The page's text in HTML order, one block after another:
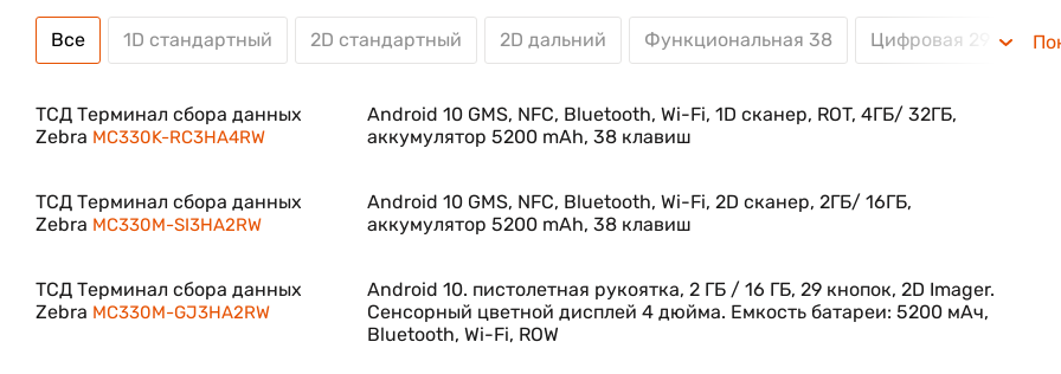
Zebra MC3300 выдерживает падение с высоты порядка 1.7 метра и около 1000 падений с метровой
может работать при температурах от -18 °С до +45 °С и имеет рейтинг защиты IP54 (защита от пыли и
воды).
В заключении можно сказать, что MC3300 оказался весьма удачным представителем довольно
платформы MC3x00. Он поддерживает весь функционал Android, выполнен в удачном форм-факторе и
MC3300 существенно повысил эргономичность по сравнению с предшественником. Обновлённое
Все 1D стандартный 2D стандартный 2D дальний Функциональная 38 Цифровая 29
ТСД Терминал сбора данных
Zebra MC330K-RC3HA4RW
Android 10 GMS, NFC, Bluetooth, Wi-Fi, 1D сканер, ROT, 4ГБ/ 32ГБ,
аккумулятор 5200 mAh, 38 клавиш
ТСД Терминал сбора данных
Zebra MC330M-SI3HA2RW
Android 10 GMS, NFC, Bluetooth, Wi-Fi, 2D сканер, 2ГБ/ 16ГБ,
аккумулятор 5200 mAh, 38 клавиш
ТСД Терминал сбора данных
Zebra MC330M-GJ3HA2RW
Android 10. пистолетная рукоятка, 2 ГБ / 16 ГБ, 29 кнопок, 2D Imager.
Сенсорный цветной дисплей 4 дюйма. Емкость батареи: 5200 мАч,
Bluetooth, Wi-Fi, ROW